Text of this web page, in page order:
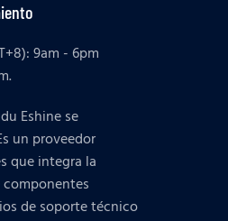
9am - 6pm
Eshine se
un proveedor
que integra la
de soporte técnico